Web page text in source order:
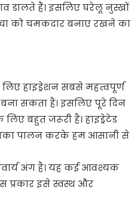
डालते हैं। इसलिए घरेलू नुस्खों
को चमकदार बनाए रखने का
हाइड्रेशन सबसे महत्वपूर्ण
सकता है। इसलिए पूरे दिन
बहुत जरूरी है। हाइड्रेटेड
पालन करके हम आसानी से
अंग है। यह कई आवश्यक
प्रकार इसे स्वस्थ और